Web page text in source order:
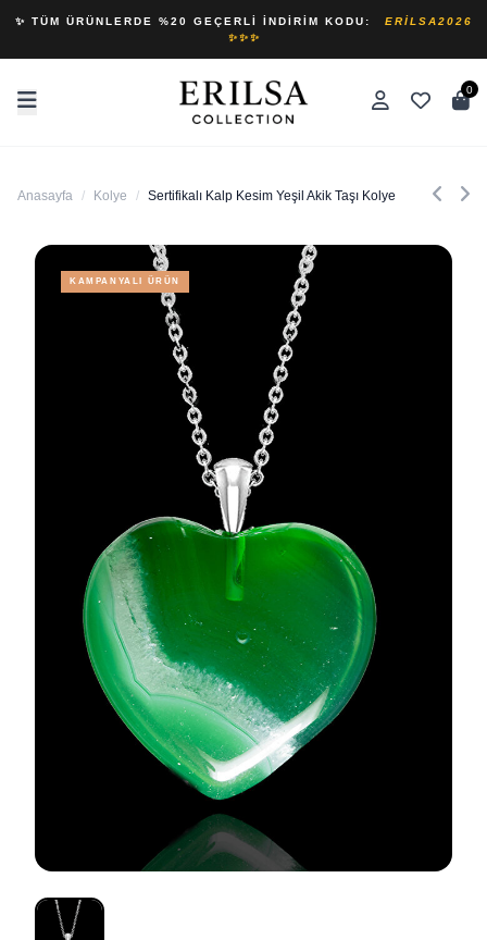
✨ TÜM ÜRÜNLERDE %20 GEÇERLI İNDIRIM KODU:
ERILSA2026
✨✨✨
0
Anasayfa / Kolye / Sertifikalı Kalp Kesim Yeşil Akik Taşı Kolye
KAMPANYALI ÜRÜN